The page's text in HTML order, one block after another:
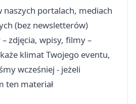
naszych portalach, mediach
(bez newsletterów)
– zdjęcia, wpisy, filmy –
klimat Twojego eventu,
wcześniej - jeżeli
ten materiał